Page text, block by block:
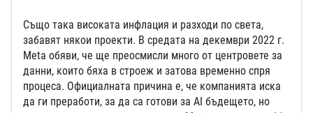
Също така високата инфлация и разходи по света,
забавят някои проекти. В средата на декември 2022 г.
Meta обяви, че ще преосмисли много от центровете за
данни, които бяха в строеж и затова временно спря
процеса. Официалната причина е, че компанията иска
да ги преработи, за да са готови за AI бъдещето, но